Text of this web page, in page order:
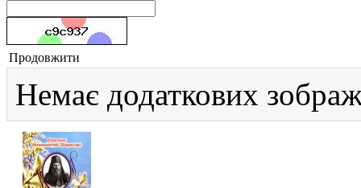
Продовжити
Немає додаткових